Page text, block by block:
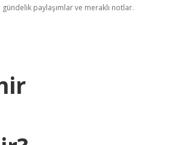
paylaşımlar ve meraklı notlar.